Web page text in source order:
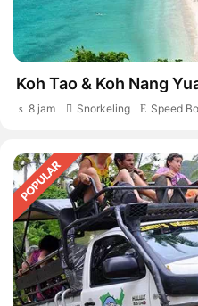
Koh Tao & Koh Nang
8 jam Snorkeling Speed